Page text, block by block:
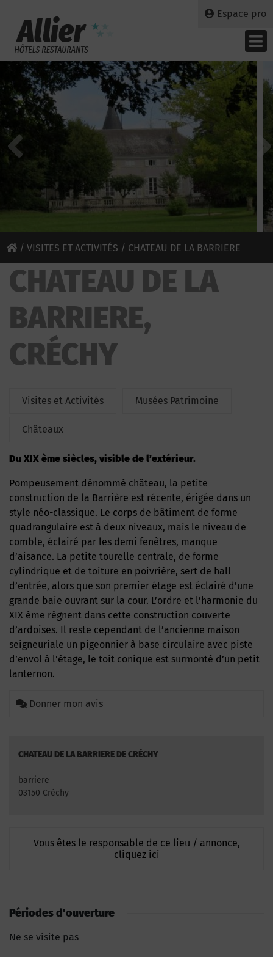
Espace pro
/ VISITES ET ACTIVITÉS / CHATEAU DE LA BARRIERE
CHATEAU DE LA
BARRIERE,
CRÉCHY
Visites et Activités Musées Patrimoine
Châteaux
du XIX ème siècles, visible de l’extérieur.
Pompeusement dénommé château, la petite
construction de la Barrière est récente, érigée dans un
style néo-classique. Le corps de bâtiment de forme
quadrangulaire est à deux niveaux, mais le niveau de
comble, éclairé par les demi fenêtres, manque
d’aisance. La petite tourelle centrale, de forme
cylindrique et de toiture en poivrière, sert de hall
d’entrée, alors que son premier étage est éclairé d’une
grande baie ouvrant sur la cour. L’ordre et l’harmonie du
XIX ème règnent dans cette construction couverte
d’ardoises. Il reste cependant de l’ancienne maison
seigneuriale un pigeonnier à base circulaire avec piste
d’envol à l’étage, le toit conique est surmonté d’un petit
lanternon.
Donner mon avis
CHATEAU DE LA BARRIERE DE CRÉCHY
barriere
03150 Créchy
Vous êtes le responsable de ce lieu / annonce,
cliquez ici
Périodes d'ouverture
Ne se visite pas